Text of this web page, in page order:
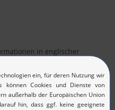
in englischer
Webinare